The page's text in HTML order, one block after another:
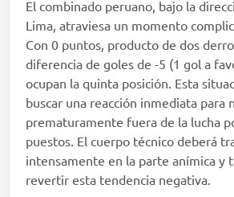
El combinado peruano, bajo la
Lima, atraviesa un momento
Con 0 puntos, producto de dos
diferencia de goles de -5 (1 gol a
ocupan la quinta posición. Esta
buscar una reacción inmediata para
prematuramente fuera de la lucha
puestos. El cuerpo técnico deberá
intensamente en la parte anímica y
revertir esta tendencia negativa.